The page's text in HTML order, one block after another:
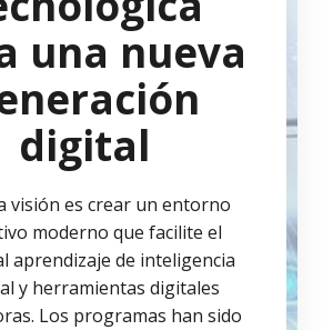
una nueva
digital
visión es crear un entorno
moderno que facilite el
aprendizaje de inteligencia
y herramientas digitales
Los programas han sido